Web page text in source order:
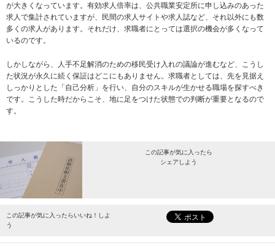
が大きくなっています。有効求人倍率は、公共職業安定所に申し込みのあった
求人で集計されていますが、民間の求人サイトや求人誌など、それ以外にも数
多くの求人があります。それだけ、求職者にとっては選択の機会が多くなって
いるのです。
しかしながら、人手不足解消のための移民受け入れの議論が進むなど、こうし
た状況が永久に続く保証はどこにもありません。求職者としては、先を見据え
しっかりとした「自己分析」を行い、自分のスキルが生かせる職場を探すべき
です。こうした時だからこそ、地に足をつけた状態での判断が重要となるので
す。
この記事が気に入ったら
シェアしよう
最新情報をお届けします。
この記事が気に入ったらいいね！しよ
う